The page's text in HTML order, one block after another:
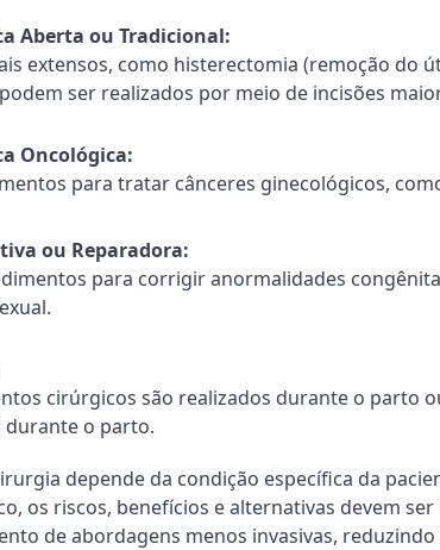
Aberta ou Tradicional:
extensos, como histerectomia (remoção
ser realizados por meio de incisões
Oncológica:
para tratar cânceres ginecológicos,
ou Reparadora:
para corrigir anormalidades
cirúrgicos são realizados durante o parto
durante o parto.
depende da condição específica da
os riscos, benefícios e alternativas devem
de abordagens menos invasivas,